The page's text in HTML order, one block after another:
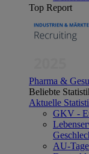
Top Report
Pharma &
Beliebte
Aktuelle
GKV -
AU-